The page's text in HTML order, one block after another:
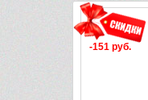
-151 руб.